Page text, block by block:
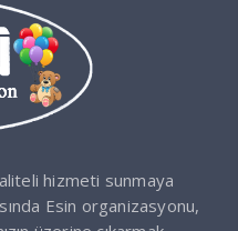
hizmeti sunmaya
Esin organizasyonu,